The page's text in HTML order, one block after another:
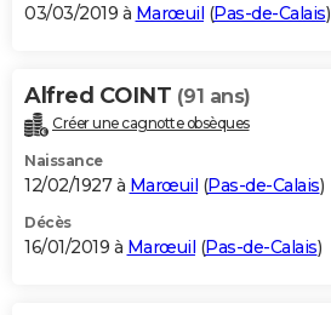
03/03/2019 à Marœuil (Pas-de-Calais)
Alfred COINT (91 ans)
Créer une cagnotte obsèques
Naissance
12/02/1927 à Marœuil (Pas-de-Calais)
Décès
16/01/2019 à Marœuil (Pas-de-Calais)